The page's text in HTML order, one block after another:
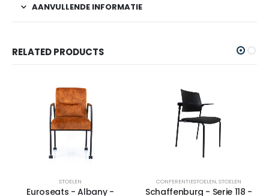
AANVULLENDE INFORMATIE
RELATED PRODUCTS
STOELEN
Euroseats - Albany -
CONFERENTIESTOELEN,STOELEN
Schaffenburg - Serie 118 -